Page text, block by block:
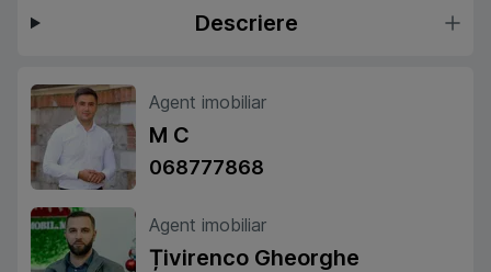
Descriere
Agent imobiliar
M C
068777868
Agent imobiliar
Țivirenco Gheorghe